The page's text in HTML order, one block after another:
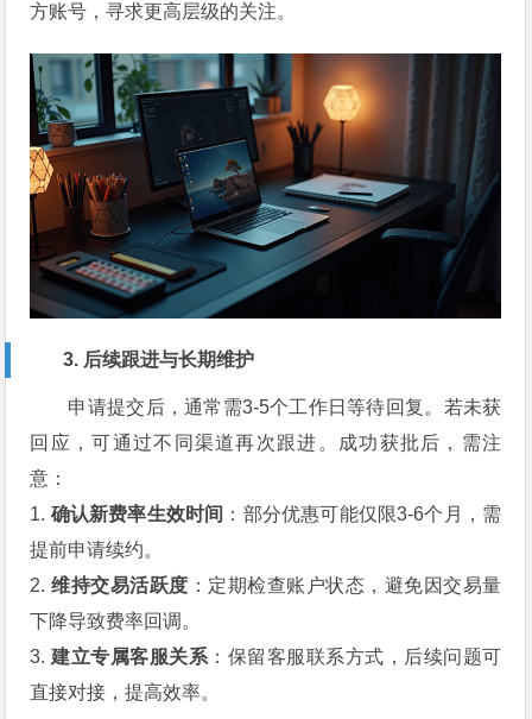
方账号，寻求更高层级的关注。
3. 后续跟进与长期维护
申请提交后，通常需3-5个工作日等待回复。若未获
回应，可通过不同渠道再次跟进。成功获批后，需注
意：
1. 确认新费率生效时间 ：部分优惠可能仅限3-6个月，需
提前申请续约。
2. 维持交易活跃度 ：定期检查账户状态，避免因交易量
下降导致费率回调。
3. 建立专属客服关系 ：保留客服联系方式，后续问题可
直接对接，提高效率。